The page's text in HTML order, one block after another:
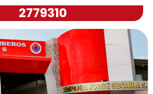
2779310